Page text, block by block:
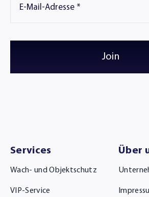
Join
Services
Wach- und Objektschutz
VIP-Service
Über